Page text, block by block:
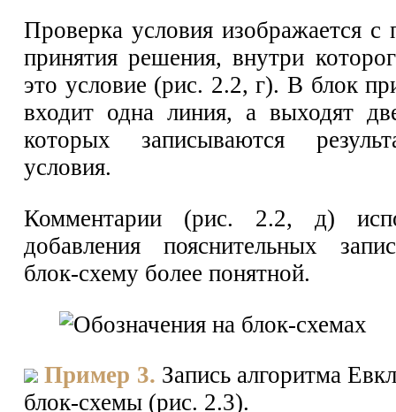
Проверка условия изображается
принятия решения, внутри
это условие (рис. 2.2, г). В блок
входит одна линия, а выходят
которых записываются
условия.
Комментарии (рис. 2.2, д)
добавления пояснительных
блок-схему более понятной.
Пример 3. Запись алгоритма
блок-схемы (рис. 2.3).